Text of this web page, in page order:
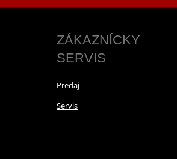
ZÁKAZNÍCKY
SERVIS
Predaj
Servis